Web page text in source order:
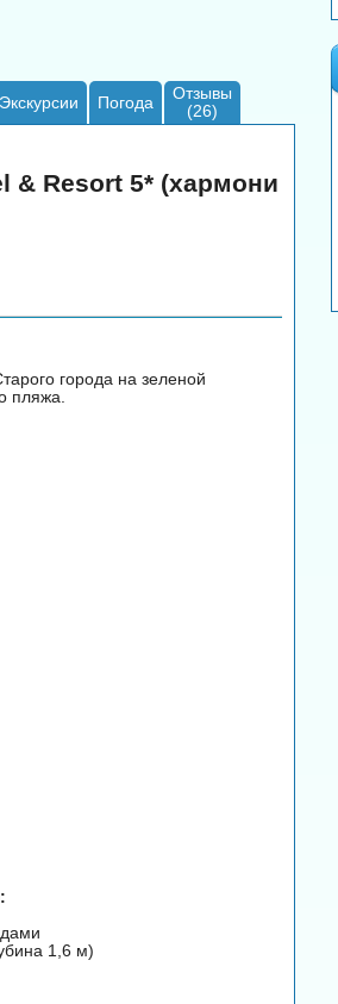
Экскурсии Погода
Отзывы
(26)
& Resort 5* (хармони
города на зеленой
пляжа.
1,6 м)